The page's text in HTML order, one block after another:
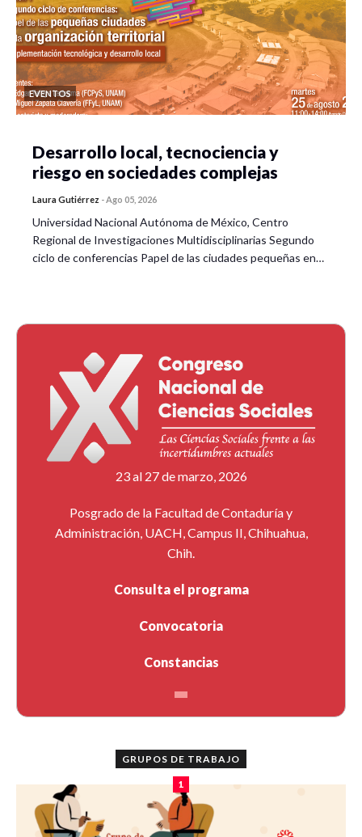
EVENTOS
Desarrollo local, tecnociencia y
riesgo en sociedades complejas
Laura Gutiérrez -Ago 05, 2026
Universidad Nacional Autónoma de México, Centro
Regional de Investigaciones Multidisciplinarias Segundo
ciclo de conferencias Papel de las ciudades pequeñas en…
23 al 27 de marzo, 2026
Posgrado de la Facultad de Contaduría y
Administración, UACH, Campus II, Chihuahua,
Chih.
Consulta el programa
Convocatoria
Constancias
GRUPOS DE TRABAJO
1